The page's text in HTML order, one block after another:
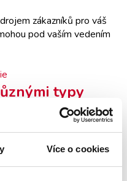
Více o cookies
zákazníků pro váš
pod vaším vedením
typy